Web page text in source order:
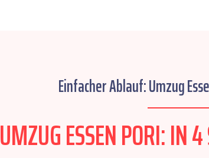
Einfacher Ablauf: Umzug
UMZUG ESSEN PORI: IN